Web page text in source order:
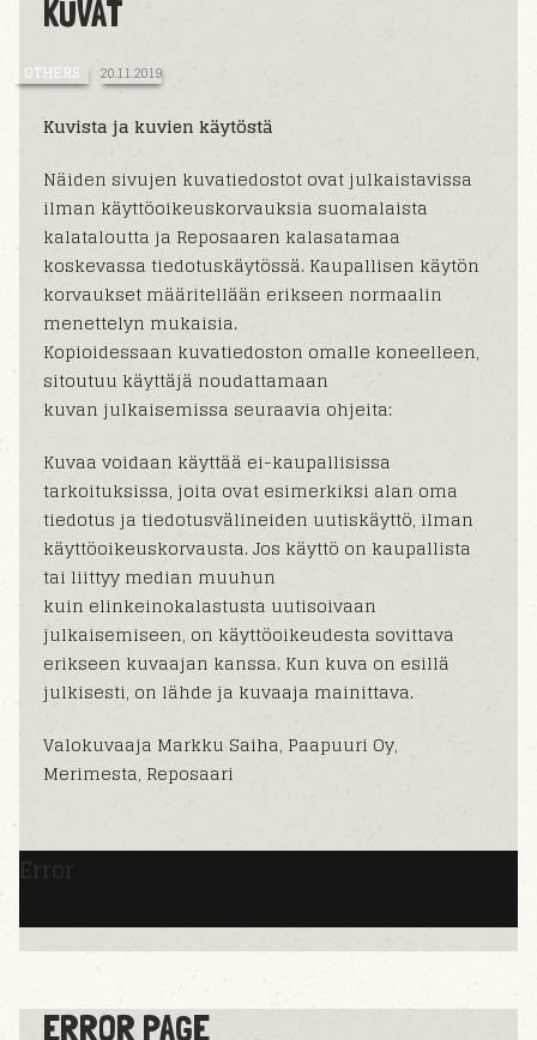
KUVAT
OTHERS 20.11.2019
Kuvista ja kuvien käytöstä
Näiden sivujen kuvatiedostot ovat julkaistavissa
ilman käyttöoikeuskorvauksia suomalaista
kalataloutta ja Reposaaren kalasatamaa
koskevassa tiedotuskäytössä. Kaupallisen käytön
korvaukset määritellään erikseen normaalin
menettelyn mukaisia.
Kopioidessaan kuvatiedoston omalle koneelleen,
sitoutuu käyttäjä noudattamaan
kuvan julkaisemissa seuraavia ohjeita:
Kuvaa voidaan käyttää ei-kaupallisissa
tarkoituksissa, joita ovat esimerkiksi alan oma
tiedotus ja tiedotusvälineiden uutiskäyttö, ilman
käyttöoikeuskorvausta. Jos käyttö on kaupallista
tai liittyy median muuhun
kuin elinkeinokalastusta uutisoivaan
julkaisemiseen, on käyttöoikeudesta sovittava
erikseen kuvaajan kanssa. Kun kuva on esillä
julkisesti, on lähde ja kuvaaja mainittava.
Valokuvaaja Markku Saiha, Paapuuri Oy,
Merimesta, Reposaari
Error
ERROR PAGE